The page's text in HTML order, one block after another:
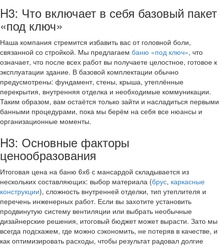
H3: Что включает в себя базовый пакет
«под ключ»
Наша компания стремится избавить вас от головной боли,
связанной со стройкой. Мы предлагаем баню «под ключ», что
означает, что после всех работ вы получаете целостное, готовое к
эксплуатации здание. В базовой комплектации обычно
предусмотрены: фундамент, стены, крыша, утеплённые
перекрытия, внутренняя отделка и необходимые коммуникации.
Таким образом, вам остаётся только зайти и насладиться первыми
банными процедурами, пока мы берём на себя все нюансы и
организационные моменты.
H3: Основные факторы
ценообразования
Итоговая цена на баню 6х6 с мансардой складывается из
нескольких составляющих: выбор материала (брус, каркасные
конструкции), сложность внутренней отделки, тип утеплителя и
перечень инженерных работ. Если вы захотите установить
продвинутую систему вентиляции или выбрать необычные
дизайнерские решения, итоговый бюджет может вырасти. Зато мы
всегда подскажем, где можно сэкономить, не потеряв в качестве, и
как оптимизировать расходы, чтобы результат радовал долгие